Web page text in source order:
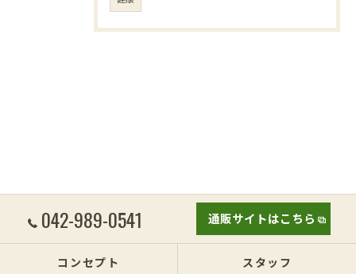
042-989-0541 通販サイトはこちら
コンセプト スタッフ